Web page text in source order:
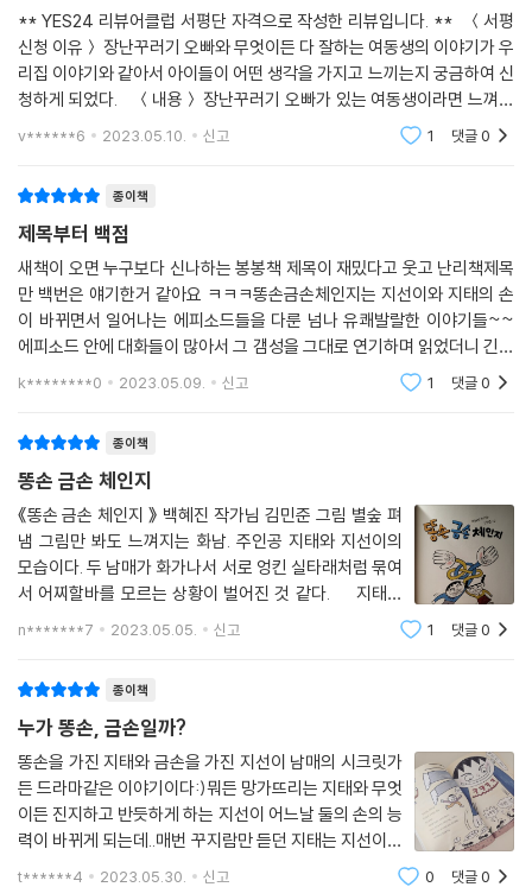
** YES24 리뷰어클럽 서평단 자격으로 작성한 리뷰입니다. ** ＜서평
신청 이유＞ 장난꾸러기 오빠와 무엇이든 다 잘하는 여동생의 이야기가 우
리집 이야기와 같아서 아이들이 어떤 생각을 가지고 느끼는지 궁금하여 신
청하게 되었다. ＜내용＞ 장난꾸러기 오빠가 있는 여동생이라면 느껴봤
을 생각들과 무엇이든 다 잘하는 여동생이
v******6 2023.05.10. 신고 1 댓글0
종이책
제목부터 백점
새책이 오면 누구보다 신나하는 봉봉책 제목이 재밌다고 웃고 난리책제목
만 백번은 얘기한거 같아요 ㅋㅋㅋ똥손금손체인지는 지선이와 지태의 손
이 바뀌면서 일어나는 에피소드들을 다룬 넘나 유쾌발랄한 이야기들~~
에피소드 안에 대화들이 많아서 그 갬성을 그대로 연기하며 읽었더니 긴글
도 순삭이더라구요직접 읽는 아이들도 끝까지 완독할수 밖에 없을꺼같아
k********0 2023.05.09. 신고 1 댓글0
종이책
똥손 금손 체인지
《똥손 금손 체인지 》 백혜진 작가님 김민준 그림 별숲 펴
냄 그림만 봐도 느껴지는 화남. 주인공 지태와 지선이의
모습이다. 두 남매가 화가나서 서로 엉킨 실타래처럼 묶여
서 어찌할바를 모르는 상황이 벌어진 것 같다. 지태는
오늘도 코를 파고 또 판다. 주변 신경쓰지 않고 아무데나
n*******7 2023.05.05. 신고 1 댓글0
종이책
누가 똥손, 금손일까?
똥손을 가진 지태와 금손을 가진 지선이 남매의 시크릿가
든 드라마같은 이야기이다:)뭐든 망가뜨리는 지태와 무엇
이든 진지하고 반듯하게 하는 지선이 어느날 둘의 손의 능
력이 바뀌게 되는데..매번 꾸지람만 듣던 지태는 지선이의
금손 능력덕에 칭찬을 받게 된다.어? 나쁘지 않은데? ^^
t******4 2023.05.30. 신고 0 댓글0